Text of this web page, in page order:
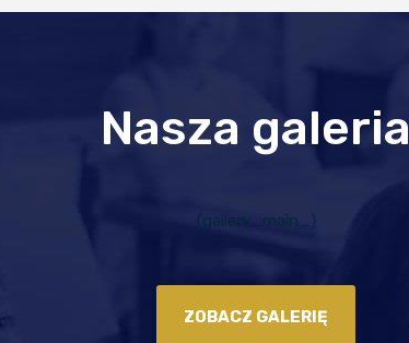
Nasza galeria
{gallery_main_}
ZOBACZ GALERIĘ